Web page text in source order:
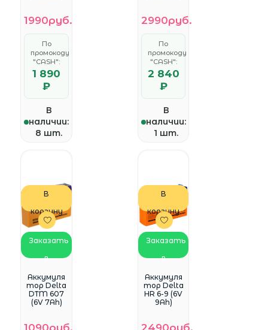
1990руб.
По
промокоду
"CASH":
1 890
₽
В
наличии:
8 шт.
2990руб.
По
промокоду
"CASH":
2 840
₽
В
наличии:
1 шт.
В
корзину
Заказать
в
WhatsApp
Аккумуля
тор Delta
DTM 607
(6V 7Ah)
1090руб.
В
корзину
Заказать
в
WhatsApp
Аккумуля
тор Delta
HR 6-9 (6V
9Ah)
2490руб.